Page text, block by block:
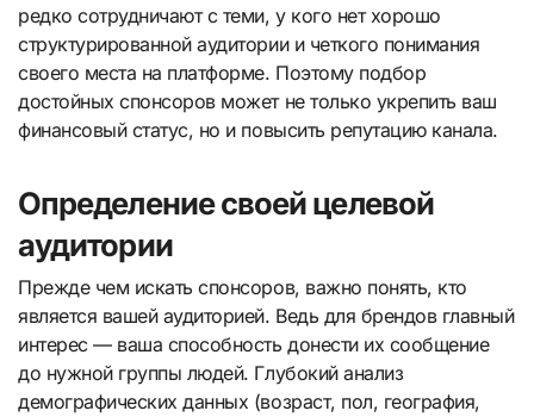
редко сотрудничают с теми, у кого нет хорошо
структурированной аудитории и четкого понимания
своего места на платформе. Поэтому подбор
достойных спонсоров может не только укрепить ваш
финансовый статус, но и повысить репутацию канала.
Определение своей целевой
аудитории
Прежде чем искать спонсоров, важно понять, кто
является вашей аудиторией. Ведь для брендов главный
интерес — ваша способность донести их сообщение
до нужной группы людей. Глубокий анализ
демографических данных (возраст, пол, география,